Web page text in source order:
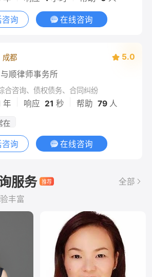
咨询 在线咨询
成都
5.0
顺律师事务所
合咨询、债权债务、合同纠纷
年 响应 21 秒 帮助 79人
在
咨询 在线咨询
服务
全部
丰富